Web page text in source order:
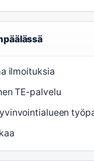
ilmoituksia
TE-palvelu